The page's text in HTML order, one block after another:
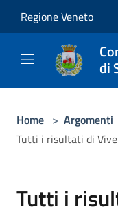
Regione Veneto
di
Home > Argomenti
Tutti i risultati di
Tutti i